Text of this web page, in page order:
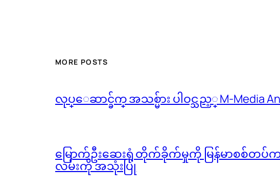
MORE POSTS
လုပ္ေဆာင္ခ်က္ အသစ္မ်ား ပါဝင္သည့္ M-Media
မြောက်ဦးဆေးရုံ တိုက်ခိုက်မှုကို မြန်မာစစ်တပ်
လမ်းကို အသုံးပြု